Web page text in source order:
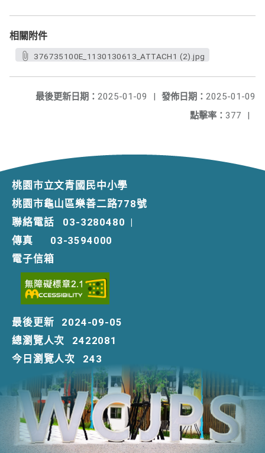
相關附件
376735100E_1130130613_ATTACH1 (2).jpg
發佈日期： 2025-01-09
最後更新日期： 2025-01-09
|
點擊率： 377 |
桃園市立文青國民中小學
桃園市龜山區樂善二路778號
聯絡電話
03-3280480 |
傳真
03-3594000
電子信箱
最後更新
2024-09-05
總瀏覽人次
2422081
今日瀏覽人次
243